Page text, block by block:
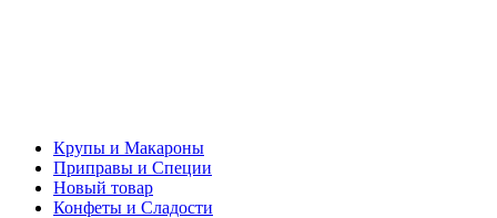
Крупы и Макароны
Приправы и Специи
Новый товар
Конфеты и Сладости